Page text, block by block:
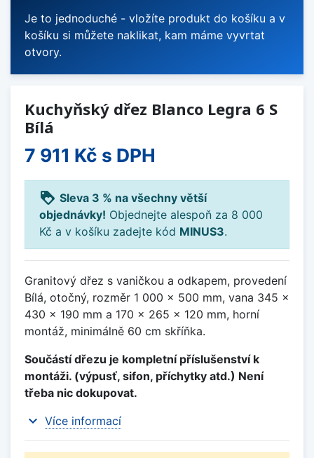
Je to jednoduché - vložíte produkt do košíku a v
košíku si můžete naklikat, kam máme vyvrtat
otvory.
Kuchyňský dřez Blanco Legra 6 S
Bílá
7 911 Kč s DPH
loyalty Sleva 3 % na všechny větší
objednávky! Objednejte alespoň za 8 000
Kč a v košíku zadejte kód MINUS3.
Granitový dřez s vaničkou a odkapem, provedení
Bílá, otočný, rozměr 1 000 x 500 mm, vana 345 x
430 x 190 mm a 170 x 265 x 120 mm, horní
montáž, minimálně 60 cm skříňka.
Součástí dřezu je kompletní příslušenství k
montáži. (výpusť, sifon, příchytky atd.) Není
třeba nic dokupovat.
expand_more Více informací